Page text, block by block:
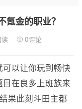
氪金的职业？
读 0评论
可以让你玩到畅快
在良多上班族来
果此刻斗田主都